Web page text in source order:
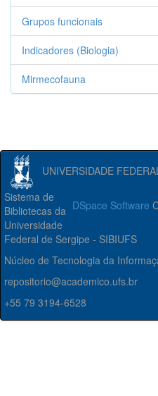
Grupos funcionais
Indicadores (Biologia)
Mirmecofauna
UNIVERSIDADE
DSpace Software
Sistema de
Bibliotecas da
Universidade
Federal de Sergipe - SIBIUFS
Núcleo de Tecnologia da
repositorio@academico.ufs.br
+55 79 3194-6528